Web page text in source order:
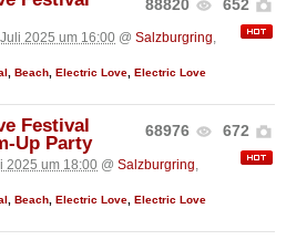
88820 652
2025 um 16:00 @ Salzburgring,
, Beach, Electric Love, Electric Love
68976 672
Festival
Up Party
2025 um 18:00 @ Salzburgring
Beach Electric Love Electric Love